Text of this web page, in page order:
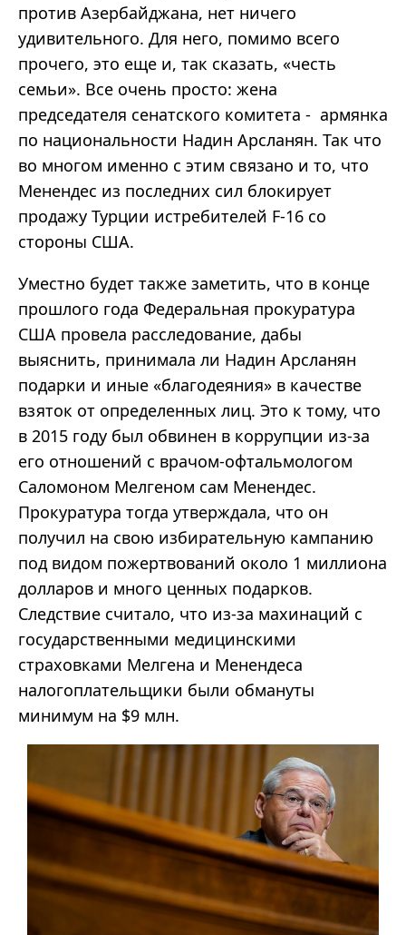
против Азербайджана, нет ничего
удивительного. Для него, помимо всего
прочего, это еще и, так сказать, «честь
семьи». Все очень просто: жена
председателя сенатского комитета - армянка
по национальности Надин Арсланян. Так что
во многом именно с этим связано и то, что
Менендес из последних сил блокирует
продажу Турции истребителей F-16 со
стороны США.
Уместно будет также заметить, что в конце
прошлого года Федеральная прокуратура
США провела расследование, дабы
выяснить, принимала ли Надин Арсланян
подарки и иные «благодеяния» в качестве
взяток от определенных лиц. Это к тому, что
в 2015 году был обвинен в коррупции из-за
его отношений с врачом-офтальмологом
Саломоном Мелгеном сам Менендес.
Прокуратура тогда утверждала, что он
получил на свою избирательную кампанию
под видом пожертвований около 1 миллиона
долларов и много ценных подарков.
Следствие считало, что из-за махинаций с
государственными медицинскими
страховками Мелгена и Менендеса
налогоплательщики были обмануты
минимум на $9 млн.